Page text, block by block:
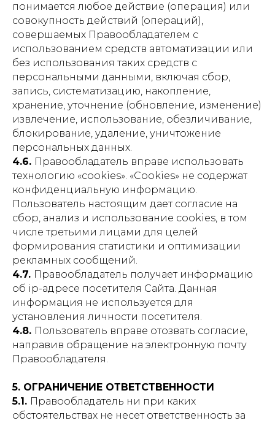
понимается любое действие (операция) или
совокупность действий (операций),
совершаемых Правообладателем с
использованием средств автоматизации или
без использования таких средств с
персональными данными, включая сбор,
запись, систематизацию, накопление,
хранение, уточнение (обновление, изменение)
извлечение, использование, обезличивание,
блокирование, удаление, уничтожение
персональных данных.
4.6. Правообладатель вправе использовать
технологию «cookies». «Cookies» не содержат
конфиденциальную информацию.
Пользователь настоящим дает согласие на
сбор, анализ и использование cookies, в том
числе третьими лицами для целей
формирования статистики и оптимизации
рекламных сообщений.
4.7. Правообладатель получает информацию
об ip-адресе посетителя Сайта. Данная
информация не используется для
установления личности посетителя.
4.8. Пользователь вправе отозвать согласие,
направив обращение на электронную почту
Правообладателя.
5. ОГРАНИЧЕНИЕ ОТВЕТСТВЕННОСТИ
5.1. Правообладатель ни при каких
обстоятельствах не несет ответственность за